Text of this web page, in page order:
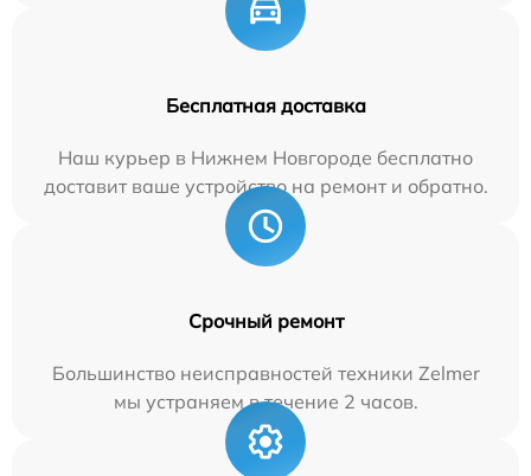
Бесплатная доставка
Наш курьер в Нижнем Новгороде бесплатно
доставит ваше устройство на ремонт и обратно.
Срочный ремонт
Большинство неисправностей техники Zelmer
мы устраняем в течение 2 часов.